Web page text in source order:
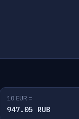
10 EUR =
947.05 RUB